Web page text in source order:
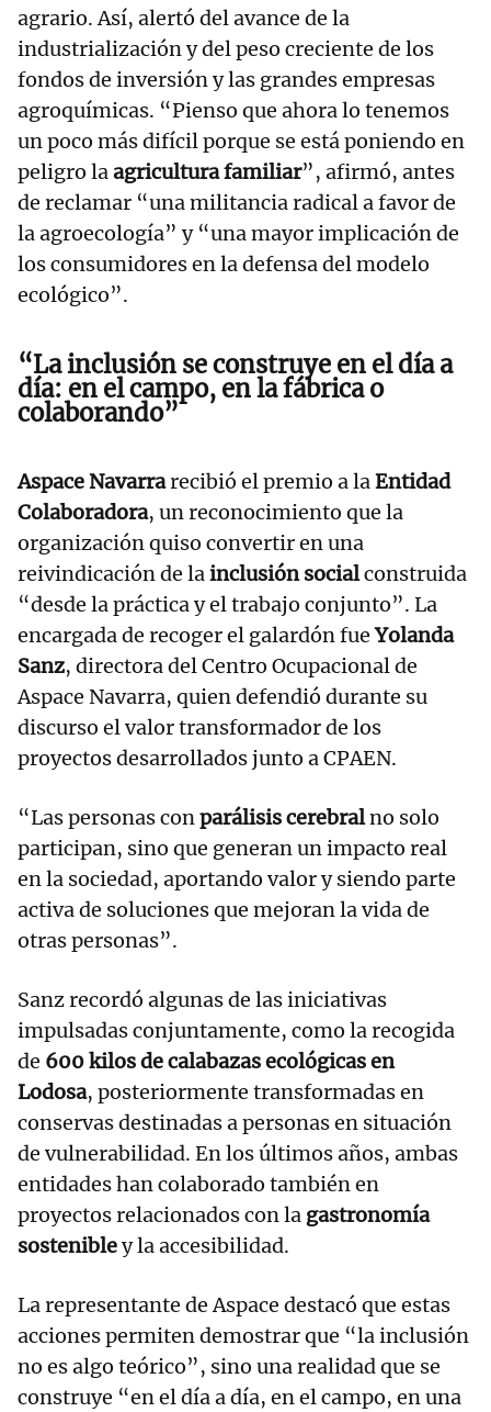
agrario. Así, alertó del avance de la
industrialización y del peso creciente de los
fondos de inversión y las grandes empresas
agroquímicas. “Pienso que ahora lo tenemos
un poco más difícil porque se está poniendo en
peligro laagricultura familiar”, afirmó, antes
de reclamar “una militancia radical a favor de
la agroecología” y “una mayor implicación de
los consumidores en la defensa del modelo
ecológico”.
“La inclusión se construye en el día a
día: en el campo, en la fábrica o
colaborando”
Aspace Navarrarecibió el premio a laEntidad
Colaboradora, un reconocimiento que la
organización quiso convertir en una
reivindicación de lainclusión socialconstruida
“desde la práctica y el trabajo conjunto”. La
encargada de recoger el galardón fueYolanda
Sanz, directora del Centro Ocupacional de
Aspace Navarra, quien defendió durante su
discurso el valor transformador de los
proyectos desarrollados junto a CPAEN.
“Las personas conparálisis cerebralno solo
participan, sino que generan un impacto real
en la sociedad, aportando valor y siendo parte
activa de soluciones que mejoran la vida de
otras personas”.
Sanz recordó algunas de las iniciativas
impulsadas conjuntamente, como la recogida
de 600 kilos de calabazas ecológicas en
Lodosa, posteriormente transformadas en
conservas destinadas a personas en situación
de vulnerabilidad. En los últimos años, ambas
entidades han colaborado también en
proyectos relacionados con la gastronomía
sostenibley la accesibilidad.
La representante de Aspace destacó que estas
acciones permiten demostrar que “la inclusión
no es algo teórico”, sino una realidad que se
construye “en el día a día, en el campo, en una